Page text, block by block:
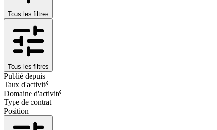
Tous les filtres
Tous les filtres
Publié depuis
Taux d'activité
Domaine d'activité
Type de contrat
Position